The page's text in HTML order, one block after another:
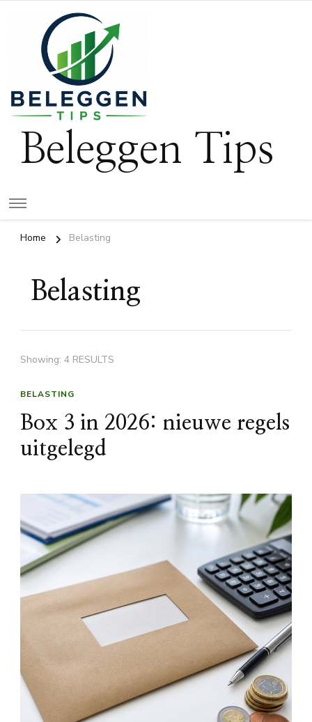
Beleggen Tips
Home Belasting
Belasting
Showing: 4 RESULTS
BELASTING
Box 3 in 2026: nieuwe regels
uitgelegd